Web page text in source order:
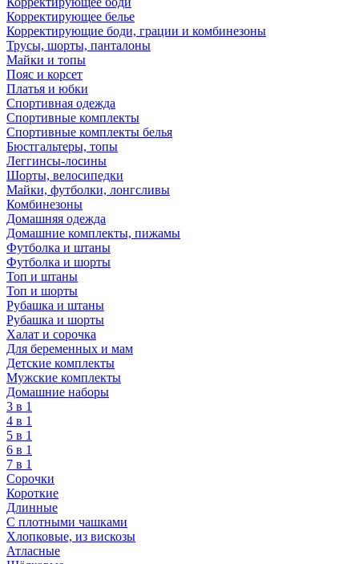
Корректирующее белье
Корректирующие боди, грации и комбинезоны
Трусы, шорты, панталоны
Майки и топы
Пояс и корсет
Платья и юбки
Спортивная одежда
Спортивные комплекты
Спортивные комплекты белья
Бюстгальтеры, топы
Леггинсы-лосины
Шорты, велосипедки
Майки, футболки, лонгсливы
Комбинезоны
Домашняя одежда
Домашние комплекты, пижамы
Футболка и штаны
Футболка и шорты
Топ и штаны
Топ и шорты
Рубашка и штаны
Рубашка и шорты
Халат и сорочка
Для беременных и мам
Детские комплекты
Мужские комплекты
Домашние наборы
3 в 1
4 в 1
5 в 1
6 в 1
7 в 1
Сорочки
Короткие
Длинные
С плотными чашками
Хлопковые, из вискозы
Атласные